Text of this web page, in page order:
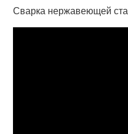
Сварка нержавеющей